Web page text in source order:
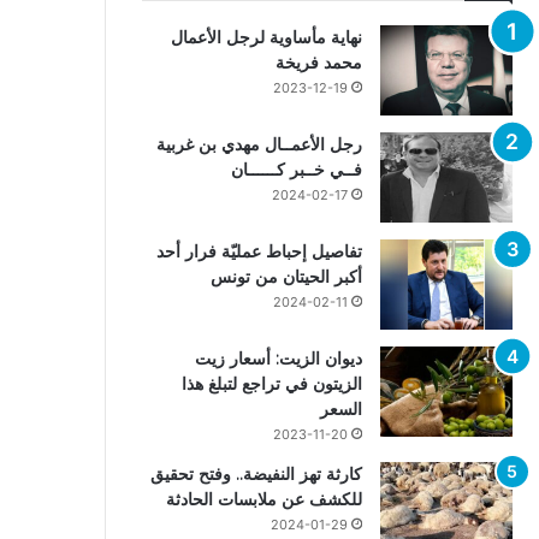
نهاية مأساوية لرجل الأعمال
محمد فريخة
2023-12-19
رجل الأعمــال مهدي بن غربية
فــي خــبر كــــــان
2024-02-17
تفاصيل إحباط عمليّة فرار أحد
أكبر الحيتان من تونس
2024-02-11
ديوان الزيت: أسعار زيت
الزيتون في تراجع لتبلغ هذا
السعر
2023-11-20
كارثة تهز النفيضة.. وفتح تحقيق
للكشف عن ملابسات الحادثة
2024-01-29